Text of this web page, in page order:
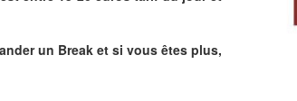
un Break et si vous êtes plus,